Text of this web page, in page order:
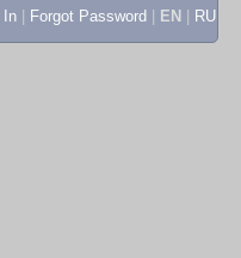
In Forgot Password EN RU